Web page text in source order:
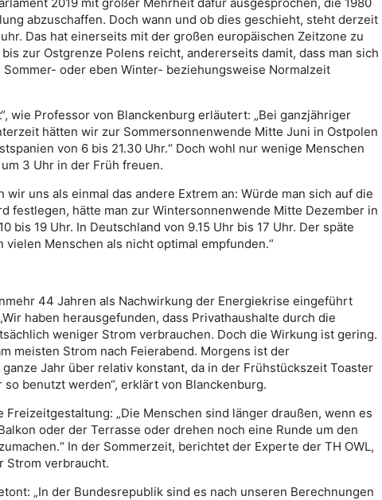
abzuschaffen. Doch wann und ob dies geschieht, steht derzeit
Das hat einerseits mit der großen europäischen Zeitzone zu
zur Ostgrenze Polens reicht, andererseits damit, dass man sich
oder eben Winter- beziehungsweise Normalzeit
wie Professor von Blanckenburg erläutert: „Bei ganzjähriger
hätten wir zur Sommersonnenwende Mitte Juni in Ostpolen
von 6 bis 21.30 Uhr.“ Doch wohl nur wenige Menschen
3 Uhr in der Früh freuen.
wir uns als einmal das andere Extrem an: Würde man sich auf die
festlegen, hätte man zur Wintersonnenwende Mitte Dezember in
bis 19 Uhr. In Deutschland von 9.15 Uhr bis 17 Uhr. Der späte
vielen Menschen als nicht optimal empfunden.“
44 Jahren als Nachwirkung der Energiekrise eingeführt
haben herausgefunden, dass Privathaushalte durch die
weniger Strom verbrauchen. Doch die Wirkung ist gering.
meisten Strom nach Feierabend. Morgens ist der
Jahr über relativ konstant, da in der Frühstückszeit Toaster
benutzt werden“, erklärt von Blanckenburg.
Freizeitgestaltung: „Die Menschen sind länger draußen, wenn es
oder der Terrasse oder drehen noch eine Runde um den
In der Sommerzeit, berichtet der Experte der TH OWL,
Strom verbraucht.
„In der Bundesrepublik sind es nach unseren Berechnungen